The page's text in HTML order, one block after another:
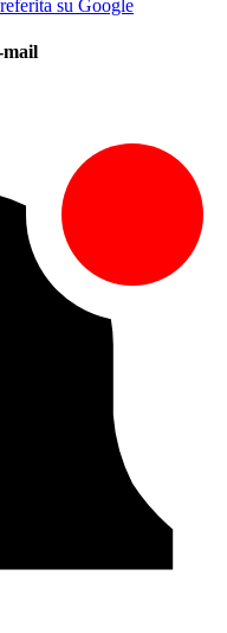
su Google
mail